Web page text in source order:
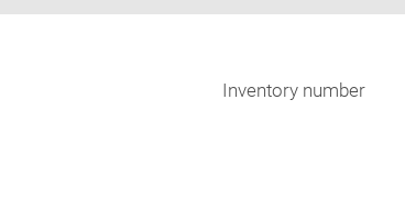
Inventory number